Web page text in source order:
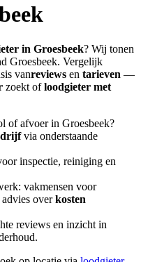
in Groesbeek? Wij tonen
Groesbeek. Vergelijk
vanreviews en tarieven —
zoekt ofloodgieter met
of afvoer in Groesbeek?
via onderstaande
inspectie, reiniging en
vakmensen voor
overkosten
reviews en inzicht in